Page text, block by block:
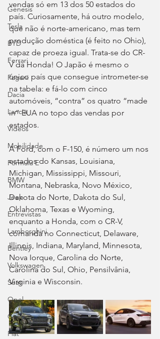
Genesis
Tesla
BYD
Ferrari
Pagani
Dacia
Lancia
Videos
Mobilidade
Fórmula E
BMW
Jeep
Entrevistas
Lamborghini
Bentley
Volkswagen
Seat
Opel
Cupra
Fiat
vendas só em 13 dos 50 estados do
país. Curiosamente, há outro modelo,
que não é norte-americano, mas tem
produção doméstica (é feito no Ohio),
capaz de proeza igual. Trata-se do CR-
V da Honda! O Japão é mesmo o
único país que consegue intrometer-se
na tabela: e fá-lo com cinco
automóveis, “contra” os quatro “made
in” EUA no topo das vendas por
estados.
A Ford, com o F-150, é número um nos
estados do Kansas, Louisiana,
Michigan, Mississippi, Missouri,
Montana, Nebraska, Novo México,
Dakota do Norte, Dakota do Sul,
Oklahoma, Texas e Wyoming,
enquanto a Honda, com o CR-V,
comanda no Connecticut, Delaware,
Illinois, Indiana, Maryland, Minnesota,
Nova Iorque, Carolina do Norte,
Carolina do Sul, Ohio, Pensilvânia,
Virginia e Wisconsin.